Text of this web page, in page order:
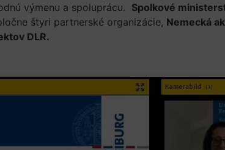
výmenu a spoluprácu. Spolkové
štyri partnerské organizácie, Nemecká
DLR.